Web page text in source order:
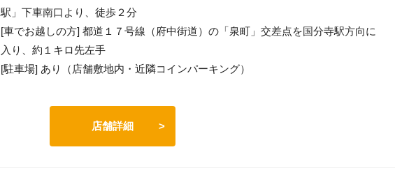
駅」下車南口より、徒歩２分
[車でお越しの方] 都道１７号線（府中街道）の「泉町」交差点を国分寺駅方向に
入り、約１キロ先左手
[駐車場] あり（店舗敷地内・近隣コインパーキング）
店舗詳細